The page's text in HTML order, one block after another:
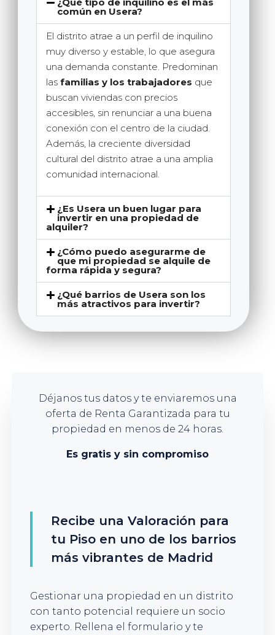
común en Usera?
El distrito atrae a un perfil de inquilino
muy diverso y estable, lo que asegura
una demanda constante. Predominan
las familias y los trabajadores que
buscan viviendas con precios
accesibles, sin renunciar a una buena
conexión con el centro de la ciudad.
Además, la creciente diversidad
cultural del distrito atrae a una amplia
comunidad internacional.
¿Es Usera un buen lugar para
invertir en una propiedad de
alquiler?
¿Cómo puedo asegurarme de
que mi propiedad se alquile de
forma rápida y segura?
¿Qué barrios de Usera son los
más atractivos para invertir?
Déjanos tus datos y te enviaremos una
oferta de Renta Garantizada para tu
propiedad en menos de 24 horas.
Es gratis y sin compromiso
Recibe una Valoración para
tu Piso en uno de los barrios
más vibrantes de Madrid
Gestionar una propiedad en un distrito
con tanto potencial requiere un socio
experto. Rellena el formulario y te